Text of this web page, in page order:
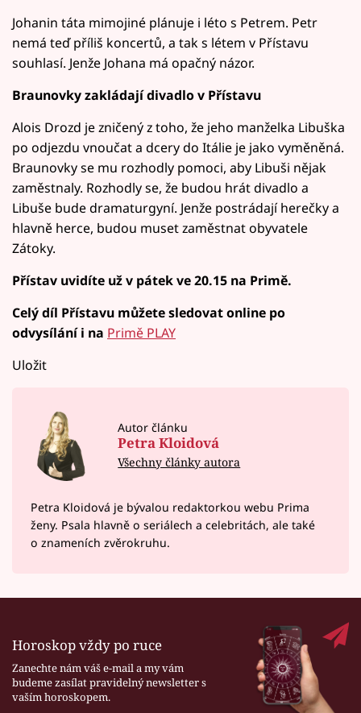
Johanin táta mimojiné plánuje i léto s Petrem. Petr
nemá teď příliš koncertů, a tak s létem v Přístavu
souhlasí. Jenže Johana má opačný názor.
Braunovky zakládají divadlo v Přístavu
Alois Drozd je zničený z toho, že jeho manželka Libuška
po odjezdu vnoučat a dcery do Itálie je jako vyměněná.
Braunovky se mu rozhodly pomoci, aby Libuši nějak
zaměstnaly. Rozhodly se, že budou hrát divadlo a
Libuše bude dramaturgyní. Jenže postrádají herečky a
hlavně herce, budou muset zaměstnat obyvatele
Zátoky.
Přístav uvidíte už v pátek ve 20.15 na Primě.
Celý díl Přístavu můžete sledovat online po
odvysílání i na Primě PLAY
Uložit
Autor článku
Petra Kloidová
Všechny články autora
Petra Kloidová je bývalou redaktorkou webu Prima
ženy. Psala hlavně o seriálech a celebritách, ale také
o znameních zvěrokruhu.
Horoskop vždy po ruce
Zanechte nám váš e-mail a my vám
budeme zasílat pravidelný newsletter s
vaším horoskopem.